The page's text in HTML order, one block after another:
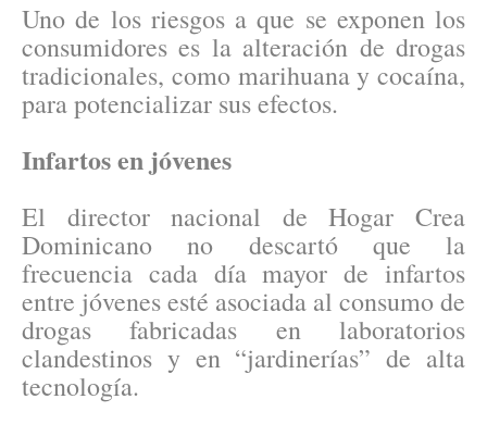
Uno de los riesgos a que se exponen los
consumidores es la alteración de drogas
tradicionales, como marihuana y cocaína,
para potencializar sus efectos.
Infartos en jóvenes
El director nacional de Hogar Crea
Dominicano no descartó que la
frecuencia cada día mayor de infartos
entre jóvenes esté asociada al consumo de
drogas fabricadas en laboratorios
clandestinos y en “jardinerías” de alta
tecnología.